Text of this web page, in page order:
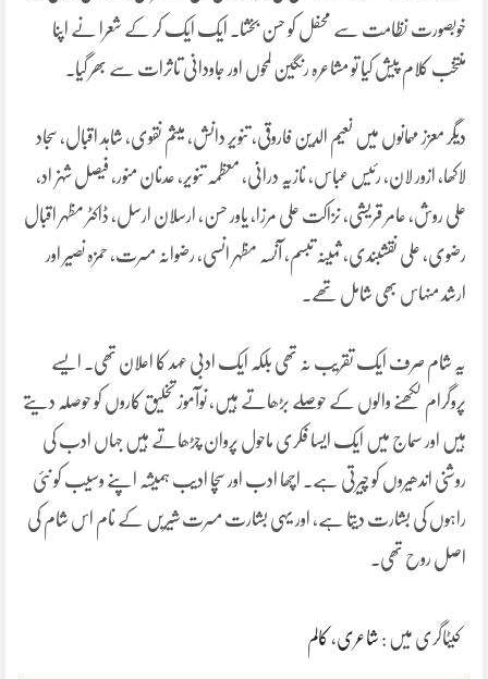
خوبصورت نظامت سے محفل کو حسن بخشا۔ ایک ایک کر کے شعرا نے اپنا
منتخب کلام پیش کیا تو مشاعرہ رنگین لمحوں اور جاودانی تاثرات سے بھر گیا۔
دیگر معزز مہمانوں میں نعیم الدین فاروقی، تنویر دانش، میثم نقوی، شاہد اقبال، سجاد
لاکھا، ازور لان، رئیس عباس، نازیہ درانی، معظمہ تنویر، عدنان منور، فیصل شہزاد،
علی روش، عامر قریشی، نزاکت علی مرزا، یاور حسن، ارسلان ارسل، ڈاکٹر مظہر اقبال
رضوی، علی نقشبندی، ثمینہ تبسم، آنسہ مظہر انسی، رضوانہ مسرت، حمزہ نصیر اور
ارشد منہاس بھی شامل تھے۔
یہ شام صرف ایک تقریب نہ تھی بلکہ ایک ادبی عہد کا اعلان تھی۔ ایسے
پروگرام لکھنے والوں کے حوصلے بڑھاتے ہیں، نوآموز تخلیق کاروں کو حوصلہ دیتے
ہیں اور سماج میں ایک ایسا فکری ماحول پروان چڑھاتے ہیں جہاں ادب کی
روشنی اندھیروں کو چیرتی ہے۔ اچھا ادب اور سچا ادیب ہمیشہ اپنے وسیب کو نئی
راہوں کی بشارت دیتا ہے، اور یہی بشارت مسرت شیریں کے نام اس شام کی
اصل روح تھی۔
کیٹاگری میں : شاعری، کالم